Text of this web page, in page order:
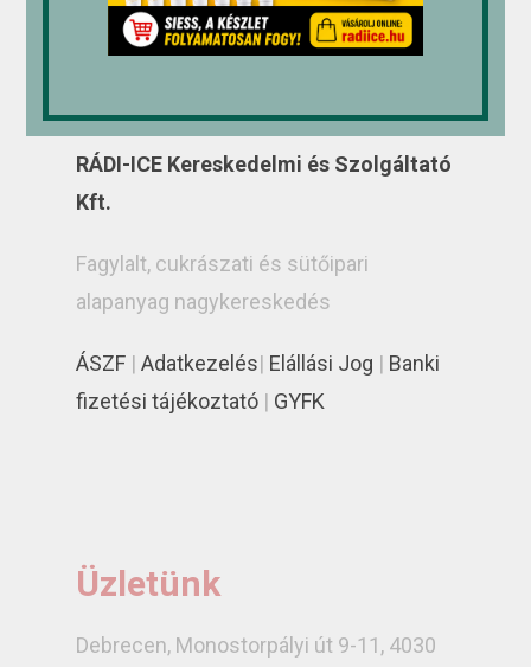
RÁDI-ICE Kereskedelmi és Szolgáltató
Kft.
Fagylalt, cukrászati és sütőipari
alapanyag nagykereskedés
ÁSZF | Adatkezelés| Elállási Jog | Banki
fizetési tájékoztató | GYFK
Üzletünk
Debrecen, Monostorpályi út 9-11, 4030